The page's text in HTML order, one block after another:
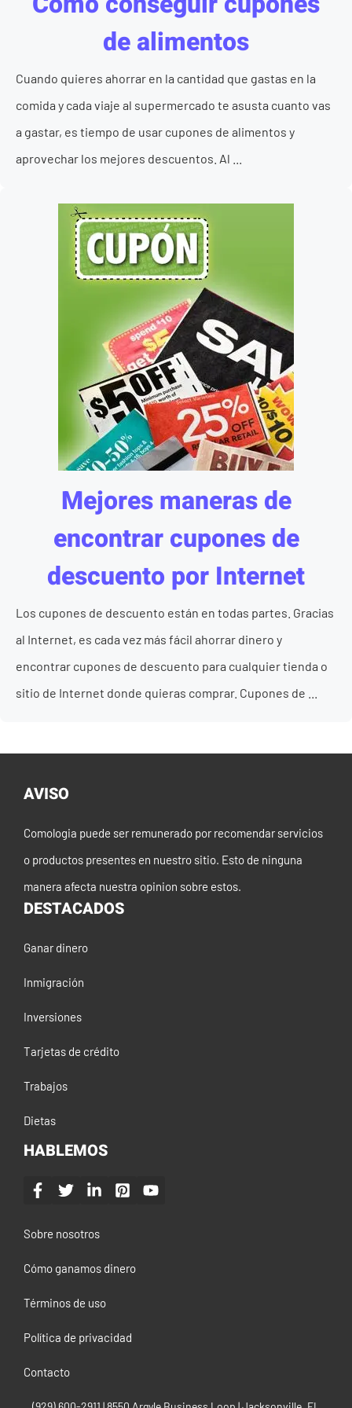
de alimentos
Cuando quieres ahorrar en la cantidad que gastas en la
comida y cada viaje al supermercado te asusta cuanto vas
a gastar, es tiempo de usar cupones de alimentos y
aprovechar los mejores descuentos. Al ...
Mejores maneras de
encontrar cupones de
descuento por Internet
Los cupones de descuento están en todas partes. Gracias
al Internet, es cada vez más fácil ahorrar dinero y
encontrar cupones de descuento para cualquier tienda o
sitio de Internet donde quieras comprar. Cupones de ...
AVISO
Comologia puede ser remunerado por recomendar servicios
o productos presentes en nuestro sitio. Esto de ninguna
manera afecta nuestra opinion sobre estos.
DESTACADOS
Ganar dinero
Inmigración
Inversiones
Tarjetas de crédito
Trabajos
Dietas
HABLEMOS
Sobre nosotros
Cómo ganamos dinero
Términos de uso
Política de privacidad
Contacto